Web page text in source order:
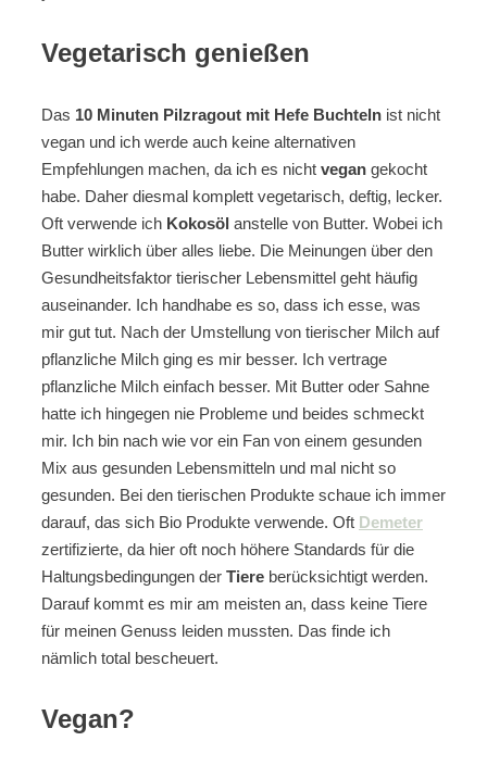
Vegetarisch genießen
Das 10 Minuten Pilzragout mit Hefe Buchteln ist nicht
vegan und ich werde auch keine alternativen
Empfehlungen machen, da ich es nicht vegan gekocht
habe. Daher diesmal komplett vegetarisch, deftig, lecker.
Oft verwende ich Kokosöl anstelle von Butter. Wobei ich
Butter wirklich über alles liebe. Die Meinungen über den
Gesundheitsfaktor tierischer Lebensmittel geht häufig
auseinander. Ich handhabe es so, dass ich esse, was
mir gut tut. Nach der Umstellung von tierischer Milch auf
pflanzliche Milch ging es mir besser. Ich vertrage
pflanzliche Milch einfach besser. Mit Butter oder Sahne
hatte ich hingegen nie Probleme und beides schmeckt
mir. Ich bin nach wie vor ein Fan von einem gesunden
Mix aus gesunden Lebensmitteln und mal nicht so
gesunden. Bei den tierischen Produkte schaue ich immer
darauf, das sich Bio Produkte verwende. Oft Demeter
zertifizierte, da hier oft noch höhere Standards für die
Haltungsbedingungen der Tiere berücksichtigt werden.
Darauf kommt es mir am meisten an, dass keine Tiere
für meinen Genuss leiden mussten. Das finde ich
nämlich total bescheuert.
Vegan?